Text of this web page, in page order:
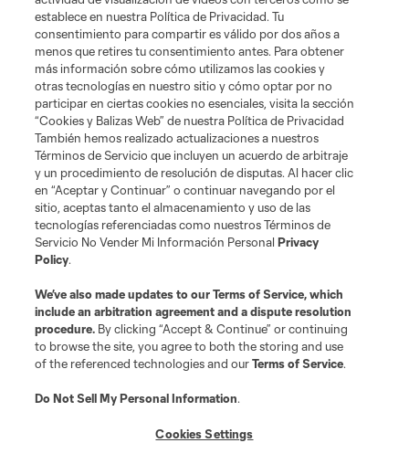
©2026 MLS. The Major League Soccer and MLS name and shield are
registered trademarks of Major League Soccer, L.L.C. (“MLS”). The names
and logos of MLS teams are registered and/or common law trademarks of
MLS or are used with the permission of their owners. Any unauthorized use
is forbidden.
establece en nuestra Política de Privacidad. Tu
consentimiento para compartir es válido por dos años a
menos que retires tu consentimiento antes. Para obtener
más información sobre cómo utilizamos las cookies y
otras tecnologías en nuestro sitio y cómo optar por no
participar en ciertas cookies no esenciales, visita la sección
“Cookies y Balizas Web” de nuestra Política de Privacidad
También hemos realizado actualizaciones a nuestros
Términos de Servicio que incluyen un acuerdo de arbitraje
y un procedimiento de resolución de disputas. Al hacer clic
en “Aceptar y Continuar” o continuar navegando por el
sitio, aceptas tanto el almacenamiento y uso de las
tecnologías referenciadas como nuestros Términos de
Servicio No Vender Mi Información PersonalPrivacy
Policy.
We’ve also made updates to ourTerms of Service, which
include an arbitration agreement and a dispute resolution
procedure. By clicking “Accept & Continue” or continuing
to browse the site, you agree to both the storing and use
of the referenced technologies and ourTerms of Service.
Do Not Sell My Personal Information.
Cookies Settings